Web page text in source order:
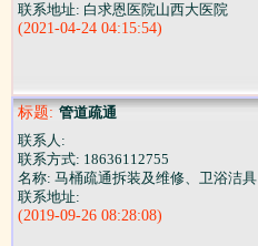
联系地址: 白求恩医院山西大医院
(2021-04-24 04:15:54)
标题: 管道疏通
联系人:
联系方式: 18636112755
名称: 马桶疏通拆装及维修、卫浴洁具
联系地址:
(2019-09-26 08:28:08)